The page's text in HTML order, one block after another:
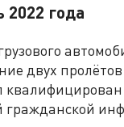
года
двух